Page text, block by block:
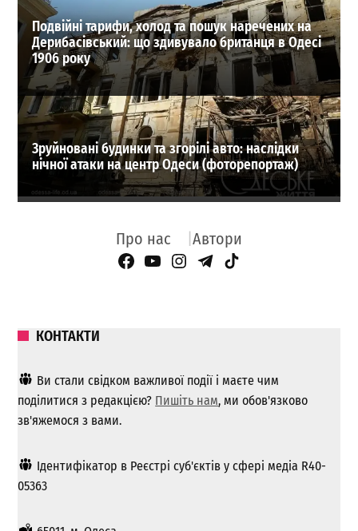
Подвійні тарифи, холод та пошук наречених на
Дерибасівський: що здивувало британця в Одесі
1906 року
Зруйновані будинки та згорілі авто: наслідки
нічної атаки на центр Одеси (фоторепортаж)
Про нас Автори
Facebook Page
YouTube
Instagram
Telegram
TikTok
КОНТАКТИ
Ви стали свідком важливої ​​події і маєте чим
поділитися з редакцією? Пишіть нам, ми обов'язково
зв'яжемося з вами.
Ідентифікатор в Реєстрі суб'єктів у сфері медіа R40-
05363